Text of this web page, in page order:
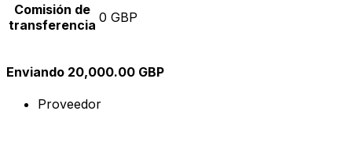
Comisión de
transferencia 0 GBP
Enviando 20,000.00 GBP
Proveedor